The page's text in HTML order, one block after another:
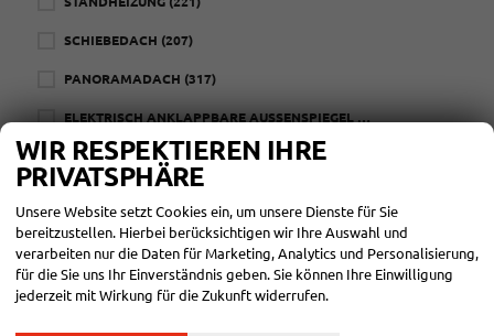
SCHIEBEDACH (207)
PANORAMADACH (317)
ELEKTRISCH ANKLAPPBARE AUSSENSPIEGEL (1507)
ELEKTRISCHE HECKKLAPPE (824)
BEHEIZBARE FRONTSCHEIBE(228)
FRONTSCHEIBE BEHEIZBAR(228)
WIR RESPEKTIEREN IHRE
PRIVATSPHÄRE
Unsere Website setzt Cookies ein, um unsere Dienste für Sie
bereitzustellen. Hierbei berücksichtigen wir Ihre Auswahl und
verarbeiten nur die Daten für Marketing, Analytics und Personalisierung,
für die Sie uns Ihr Einverständnis geben. Sie können Ihre Einwilligung
jederzeit mit Wirkung für die Zukunft widerrufen.